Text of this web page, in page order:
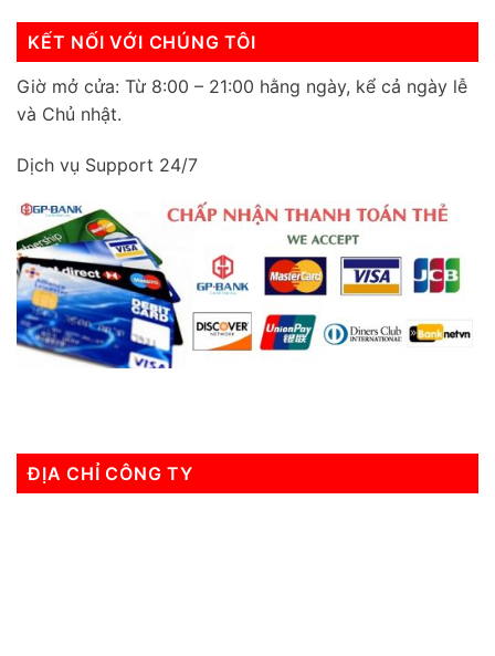
KẾT NỐI VỚI CHÚNG TÔI
Giờ mở cửa: Từ 8:00 – 21:00 hằng ngày, kể cả ngày lễ
và Chủ nhật.
Dịch vụ Support 24/7
ĐỊA CHỈ CÔNG TY